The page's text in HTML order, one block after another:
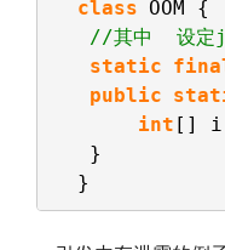
class OOM
//其中  设定
static
public
int [] i
}
}